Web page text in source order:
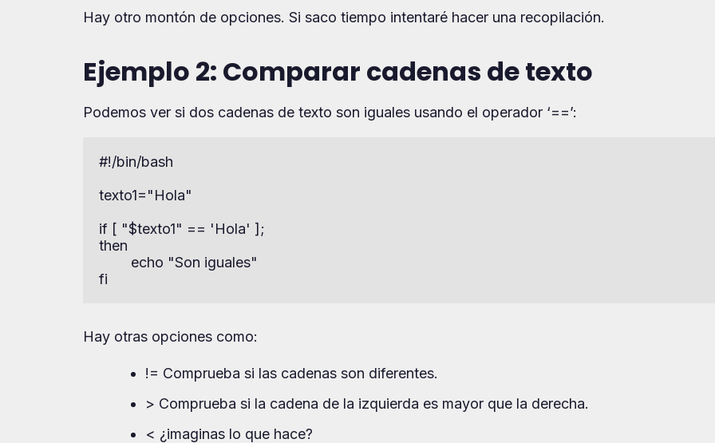
Hay otro montón de opciones. Si saco tiempo intentaré hacer una recopilación.
Ejemplo 2: Comparar cadenas de texto
Podemos ver si dos cadenas de texto son iguales usando el operador ‘==’:
#!/bin/bash
texto1="Hola"
if [ "$texto1" == 'Hola' ];
then
        echo "Son iguales"
fi
Hay otras opciones como:
!= Comprueba si las cadenas son diferentes.
> Comprueba si la cadena de la izquierda es mayor que la derecha.
< ¿imaginas lo que hace?